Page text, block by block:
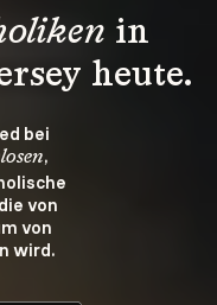
in
heute.
bei
,
von
von
wird.